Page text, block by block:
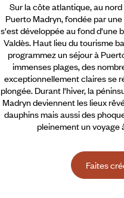
Sur la côte atlantique, au
Puerto Madryn, fondée par
s'est développée au fond d'une
Valdès. Haut lieu du tourisme
programmez un séjour à
immenses plages, des
exceptionnellement claires se
plongée. Durant l'hiver, la
Madryn deviennent les lieux
dauphins mais aussi des
pleinement un voyage
Faites